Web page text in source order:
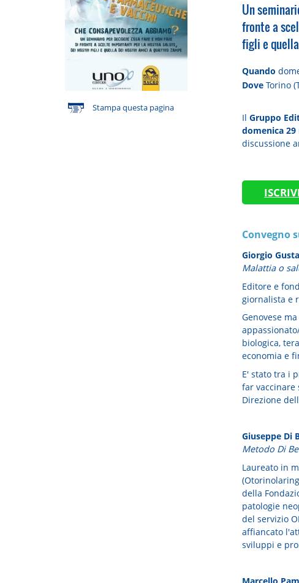
Stampa questa pagina
Un
fronte a
figli e
Quando
Dove Torino
Il Gruppo
domenica 29
discussione
Convegno
Giorgio
Malattia o
Editore e
giornalista e
Genovese
biologica,
economia e
E' stato tra i
far vaccinare
Direzione
Giuseppe Di
Metodo Di
Laureato in
della
patologie
del servizio
affiancato
sviluppi e